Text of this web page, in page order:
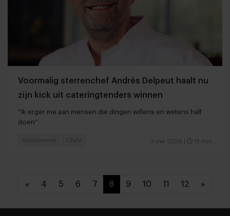
Voormalig sterrenchef Andrès Delpeut haalt nu
zijn kick uit cateringtenders winnen
“Ik erger me aan mensen die dingen willens en wetens half
doen”
3 mei 2026 15 min
Gastronomie Chefs
« 4 5 6 7 8 9 10 11 12 »